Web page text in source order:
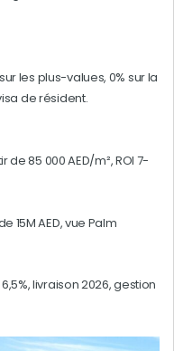
les plus-values, 0% sur la
de résident.
de 85 000 AED/m², ROI 7-
15M AED, vue Palm
6,5%, livraison 2026, gestion